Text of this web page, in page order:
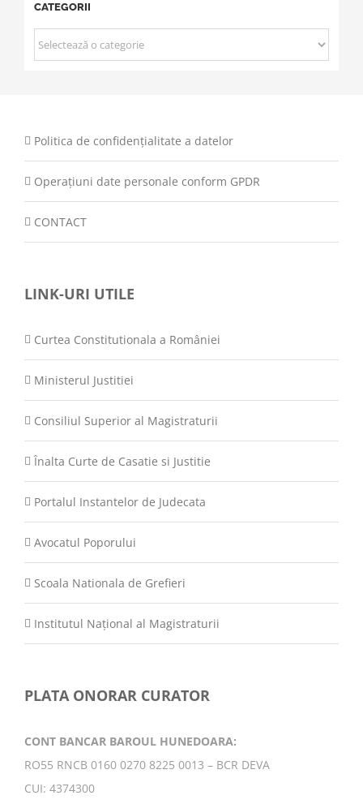
CATEGORII
CATEGORII
Politica de confidențialitate a datelor
Operațiuni date personale conform GPDR
CONTACT
LINK-URI UTILE
Curtea Constitutionala a României
Ministerul Justitiei
Consiliul Superior al Magistraturii
Înalta Curte de Casatie si Justitie
Portalul Instantelor de Judecata
Avocatul Poporului
Scoala Nationala de Grefieri
Institutul Național al Magistraturii
PLATA ONORAR CURATOR
CONT BANCAR BAROUL HUNEDOARA:
RO55 RNCB 0160 0270 8225 0013 – BCR DEVA
CUI: 4374300